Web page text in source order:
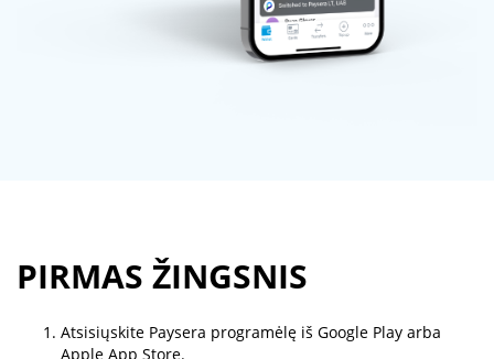
PIRMAS ŽINGSNIS
Atsisiųskite Paysera programėlę iš Google Play arba
Apple App Store.